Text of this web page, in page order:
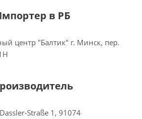
в РБ
центр "Балтик" г. Минск, пер.
Straße 1, 91074